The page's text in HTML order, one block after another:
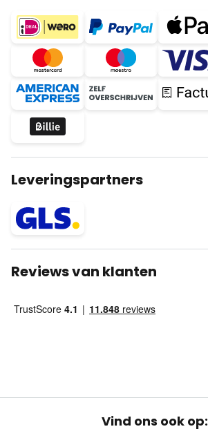
Leveringspartners
Reviews van klanten
Vind ons ook op: